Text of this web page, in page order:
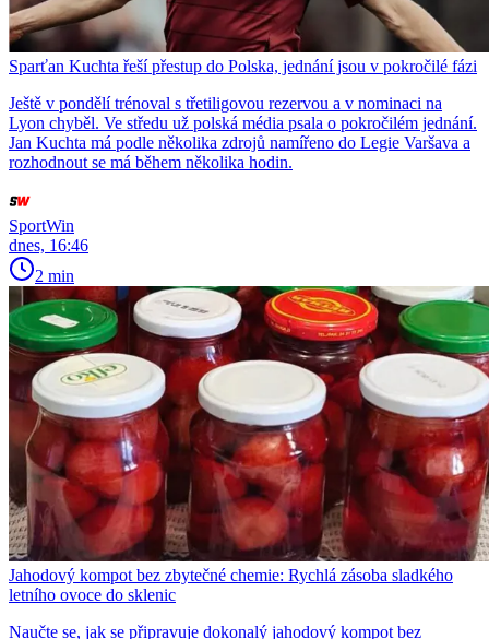
Sparťan Kuchta řeší přestup do Polska, jednání jsou v pokročilé fázi
Ještě v pondělí trénoval s třetiligovou rezervou a v nominaci na
Lyon chyběl. Ve středu už polská média psala o pokročilém jednání.
Jan Kuchta má podle několika zdrojů namířeno do Legie Varšava a
rozhodnout se má během několika hodin.
SportWin
dnes, 16:46
2 min
Jahodový kompot bez zbytečné chemie: Rychlá zásoba sladkého
letního ovoce do sklenic
Naučte se, jak se připravuje dokonalý jahodový kompot bez